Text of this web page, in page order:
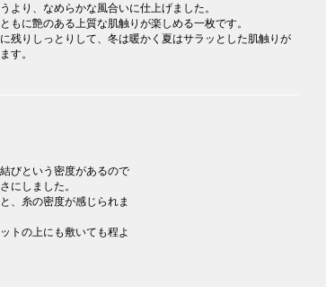
より、なめらかな風合いに仕上げました。
もに艶のある上質な肌触りが楽しめる一枚です。
残りしっとりして、冬は暖かく夏はサラッとした肌触りが
す。
びという密度があるので
にしました。
、糸の密度が感じられま
トの上にも敷いても程よ